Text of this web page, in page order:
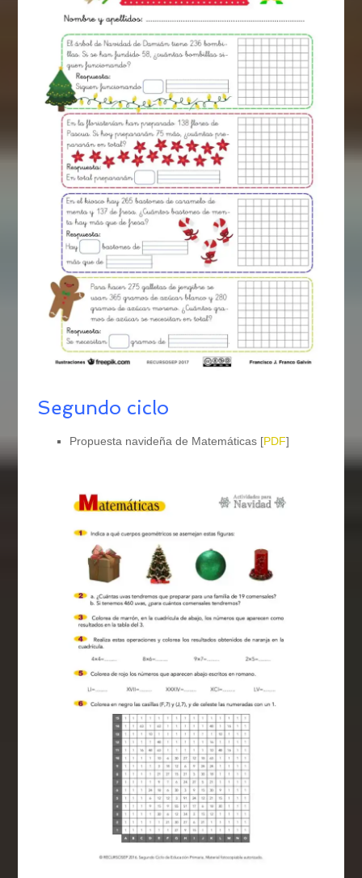
Segundo ciclo
Propuesta navideña de Matemáticas [PDF]